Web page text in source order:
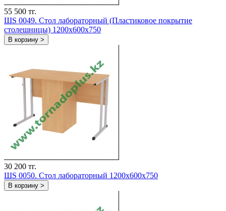
55 500 тг.
ШS 0049. Стол лабораторный (Пластиковое покрытие
столешницы) 1200х600х750
В корзину >
30 200 тг.
ШS 0050. Стол лабораторный 1200х600х750
В корзину >